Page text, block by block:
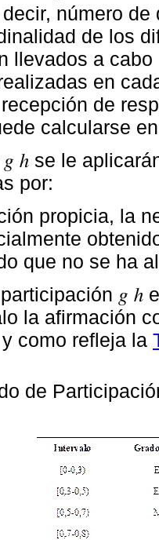
número
de los
llevados a
en
de
calcularse
ℎ se le
por:
propicia, la
que no se ha
𝑔 ℎ
la afirmación
como refleja la
de